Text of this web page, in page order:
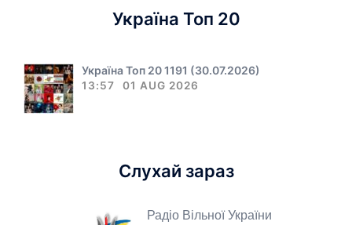
Україна Топ 20
Україна Топ 20 1191 (30.07.2026)
13:57 01 AUG 2026
Слухай зараз
Радіо Вільної України